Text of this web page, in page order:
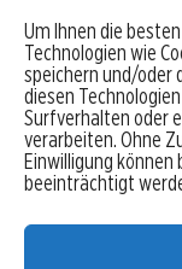
Um Ihnen die
Technologien wie
speichern und/oder
diesen
Surfverhalten oder
verarbeiten. Ohne
Einwilligung
beeinträchtigt
Robo-Advisor
Depotvergleich
Festgeld vergleichen
Tagesgeld vergleichen